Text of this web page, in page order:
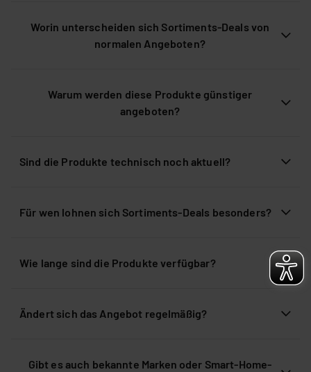
Worin unterscheiden sich Sortiments-Deals von
normalen Angeboten?
Warum werden diese Produkte günstiger
angeboten?
Sind die Produkte technisch noch aktuell?
Für wen lohnen sich Sortiments-Deals besonders?
Wie lange sind die Produkte verfügbar?
Ändert sich das Angebot regelmäßig?
Gibt es auch bekannte Marken oder Smart-Home-